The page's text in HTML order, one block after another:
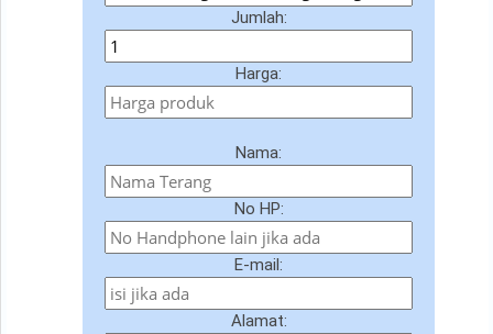
Jumlah:
Harga:
Nama:
No HP:
E-mail:
Alamat: